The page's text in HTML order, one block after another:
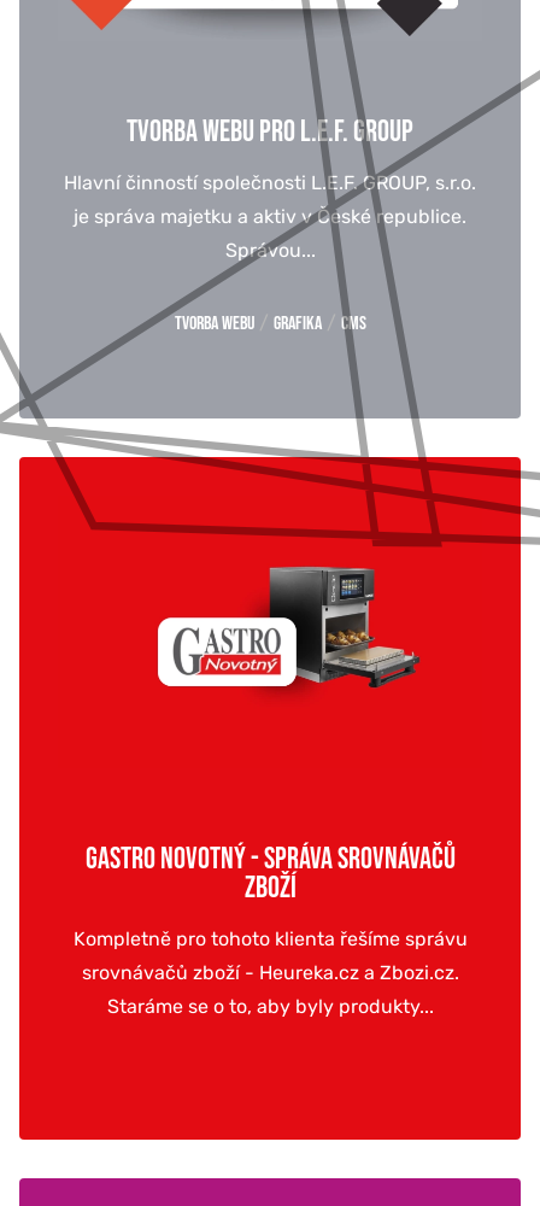
TVORBA WEBU PRO L.E.F. GROUP
Hlavní činností společnosti L.E.F. GROUP, s.r.o.
je správa majetku a aktiv v České republice.
Správou...
Tvorba webu / Grafika / CMS
GASTRO NOVOTNÝ - SPRÁVA SROVNÁVAČŮ
ZBOŽÍ
Kompletně pro tohoto klienta řešíme správu
srovnávačů zboží - Heureka.cz a Zbozi.cz.
Staráme se o to, aby byly produkty...